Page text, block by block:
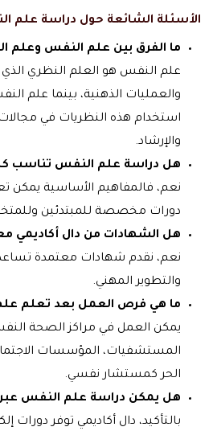
الأسئلة الشائعة حول دراسة علم
ما الفرق بين علم النفس وعلم
علم النفس هو العلم النظري
والعمليات الذهنية، بينما علم
استخدام هذه النظريات في
والإرشاد.
هل دراسة علم النفس تناسب كل
نعم، فالمفاهيم الأساسية يمكن
دورات مخصصة للمبتدئين
هل الشهادات من دال أكاديمي
نعم، نقدم شهادات معتمدة
والتطوير المهني.
ما هي فرص العمل بعد تعلم
يمكن العمل في مراكز الصحة
المستشفيات، المؤسسات
الحر كمستشار نفسي.
هل يمكن دراسة علم النفس عبر
بالتأكيد، دال أكاديمي توفر دورات